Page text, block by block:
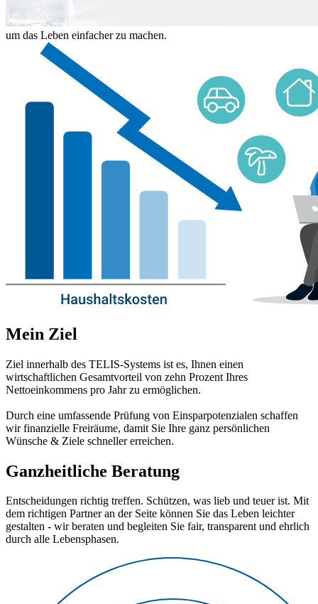
um das Leben einfacher zu machen.
Mein Ziel
Ziel innerhalb des TELIS-Systems ist es, Ihnen einen
wirtschaftlichen Gesamtvorteil von zehn Prozent Ihres
Nettoeinkommens pro Jahr zu ermöglichen.
Durch eine umfassende Prüfung von Einsparpotenzialen schaffen
wir finanzielle Freiräume, damit Sie Ihre ganz persönlichen
Wünsche & Ziele schneller erreichen.
Ganzheitliche Beratung
Entscheidungen richtig treffen. Schützen, was lieb und teuer ist. Mit
dem richtigen Partner an der Seite können Sie das Leben leichter
gestalten - wir beraten und begleiten Sie fair, transparent und ehrlich
durch alle Lebensphasen.